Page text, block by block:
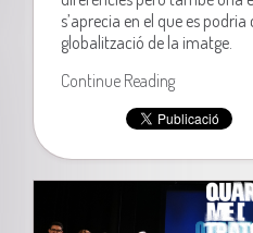
s’aprecia en el que es
globalització de la imatge.
Continue Reading